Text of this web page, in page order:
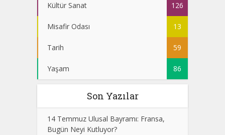
Kültür Sanat 126
Misafir Odası 13
Tarih 59
Yaşam 86
Son Yazılar
14 Temmuz Ulusal Bayramı: Fransa,
Bugün Neyi Kutluyor?